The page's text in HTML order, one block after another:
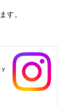
す。